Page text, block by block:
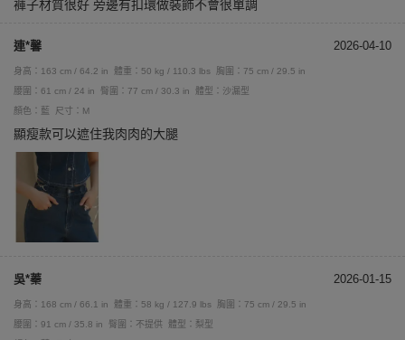
褲子材質很好 旁邊有扣環做裝飾不會很單調
連*馨 2026-04-10
身高：163 cm / 64.2 in 體重：50 kg / 110.3 lbs
胸圍：75 cm / 29.5 in
腰圍：61 cm / 24 in
臀圍：77 cm / 30.3 in
體型：沙漏型
顏色：藍
尺寸：M
顯瘦款可以遮住我肉肉的大腿
吳*蓁 2026-01-15
身高：168 cm / 66.1 in 體重：58 kg / 127.9 lbs
胸圍：75 cm / 29.5 in
腰圍：91 cm / 35.8 in
臀圍：不提供
體型：梨型